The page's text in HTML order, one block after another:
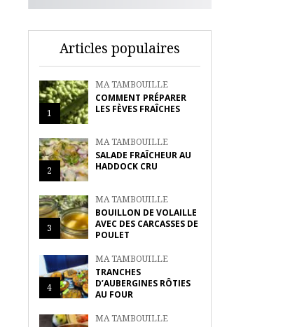
Articles populaires
1
MA TAMBOUILLE
COMMENT PRÉPARER
LES FÈVES FRAÎCHES
2
MA TAMBOUILLE
SALADE FRAÎCHEUR AU
HADDOCK CRU
3
MA TAMBOUILLE
BOUILLON DE VOLAILLE
AVEC DES CARCASSES DE
POULET
4
MA TAMBOUILLE
TRANCHES
D’AUBERGINES RÔTIES
AU FOUR
MA TAMBOUILLE